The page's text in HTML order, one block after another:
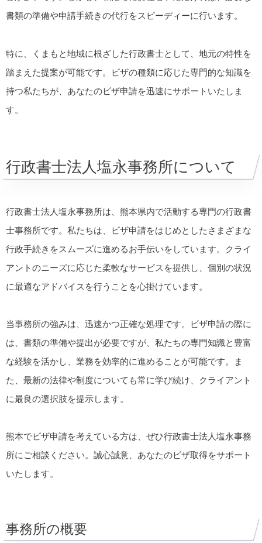
書類の準備や申請手続きの代行をスピーディーに行います。
特に、くまもと地域に根ざした行政書士として、地元の特性を
踏まえた提案が可能です。ビザの種類に応じた専門的な知識を
持つ私たちが、あなたのビザ申請を迅速にサポートいたしま
す。
行政書士法人塩永事務所について
行政書士法人塩永事務所は、熊本県内で活動する専門の行政書
士事務所です。私たちは、ビザ申請をはじめとしたさまざまな
行政手続きをスムーズに進めるお手伝いをしています。クライ
アントのニーズに応じた柔軟なサービスを提供し、個別の状況
に最適なアドバイスを行うことを心掛けています。
当事務所の強みは、迅速かつ正確な処理です。ビザ申請の際に
は、書類の準備や提出が必要ですが、私たちの専門知識と豊富
な経験を活かし、業務を効率的に進めることが可能です。ま
た、最新の法律や制度についても常に学び続け、クライアント
に最良の選択肢を提示します。
熊本でビザ申請を考えている方は、ぜひ行政書士法人塩永事務
所にご相談ください。誠心誠意、あなたのビザ取得をサポート
いたします。
事務所の概要